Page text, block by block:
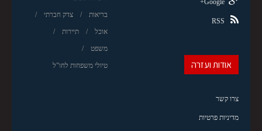
בריאות צדק חברתי
אוכל תיירות
משפט
טיולי משפחות לחו"ל
RSS
אודות ועזרה
צרו קשר
מדיניות פרטיות